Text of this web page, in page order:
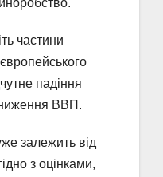
частини
падіння
ВВП.
залежить від
з оцінками,